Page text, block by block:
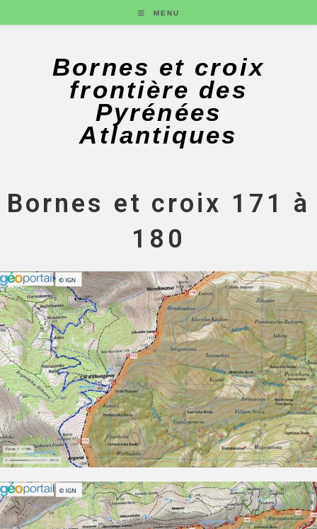
MENU
Bornes et croix
frontière des
Pyrénées
Atlantiques
Bornes et croix 171 à
180